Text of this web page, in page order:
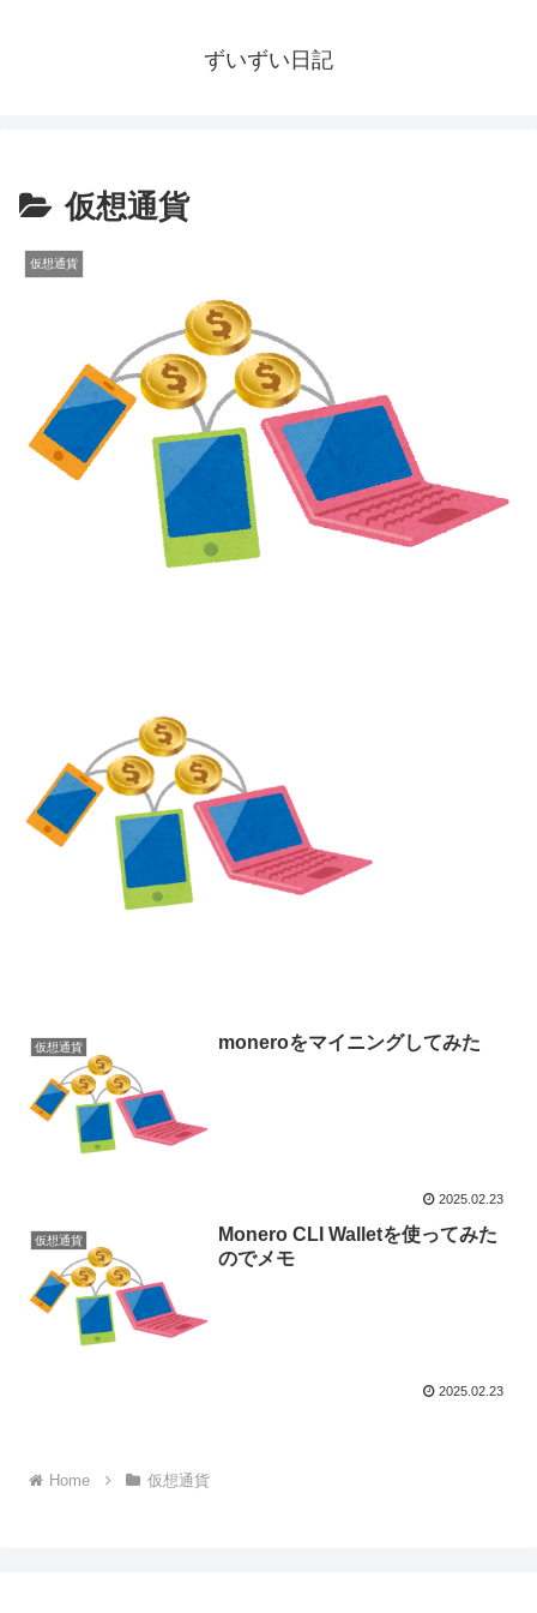
ずいずい日記
仮想通貨
仮想通貨
仮想通貨 moneroをマイニングしてみた
2025.02.23
仮想通貨
Monero CLI Walletを使ってみた
のでメモ
2025.02.23
Home 仮想通貨